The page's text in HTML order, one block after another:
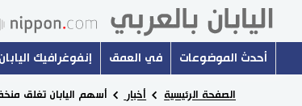
أحدث الموضوعات في العمق إنفوغرافيك اليابان
الصفحة الرئيسية أخبار أسهم اليابان تغلق